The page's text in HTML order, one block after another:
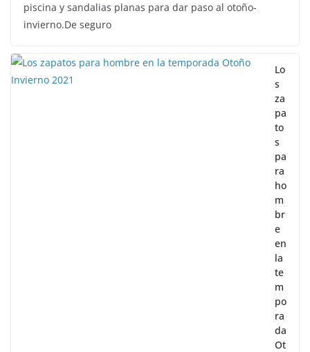
piscina y sandalias planas para dar paso al otoño-
invierno.De seguro
Lo
s
za
pa
to
s
pa
ra
ho
m
br
e
en
la
te
m
po
ra
da
Ot